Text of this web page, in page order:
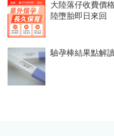
大陸落仔收費價
陸墮胎即日來回
驗孕棒結果點解